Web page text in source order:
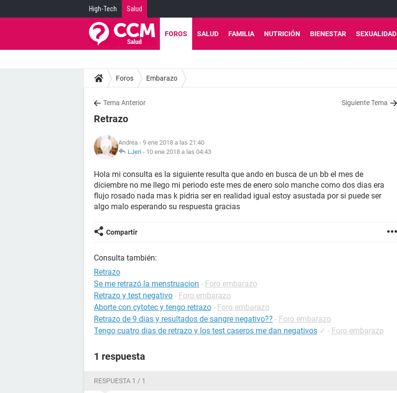
High-Tech Salud
FOROS SALUD FAMILIA NUTRICIÓN BIENESTAR SEXUALIDAD
Foros Embarazo
Tema Anterior Siguiente Tema
Retrazo
Andrea - 9 ene 2018 a las 21:40
LJeri - 10 ene 2018 a las 04:43
Hola mi consulta es la siguiente resulta que ando en busca de un bb el mes de
diciembre no me llego mi periodo este mes de enero solo manche como dos dias era
flujo rosado nada mas k pidria ser en realidad igual estoy asustada por si puede ser
algo malo esperando su respuesta gracias
Compartir
Consulta también:
Retrazo
Se me retrazó la menstruacion - Foro embarazo
Retrazo y test negativo - Foro embarazo
Aborte con cytotec y tengo retrazo - Foro embarazo
Retrazo de 9 dias y resultados de sangre negativo?? - Foro embarazo
Tengo cuatro dias de retrazo y los test caseros me dan negativos ✓ - Foro embarazo
1 respuesta
RESPUESTA 1 / 1